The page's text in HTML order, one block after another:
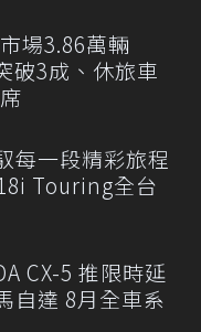
場3.86萬輛
破3成、休旅車
每一段精彩旅程
Touring全台
CX-5 推限時延
自達 8月全車系